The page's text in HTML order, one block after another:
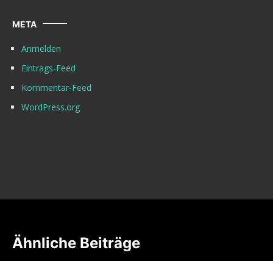
META
Anmelden
Eintrags-Feed
Kommentar-Feed
WordPress.org
Ähnliche Beiträge